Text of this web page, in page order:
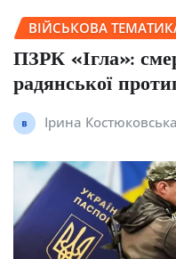
ВІЙСЬКОВА
ПЗРК «Ігла»:
радянської
Ірина Костюковська